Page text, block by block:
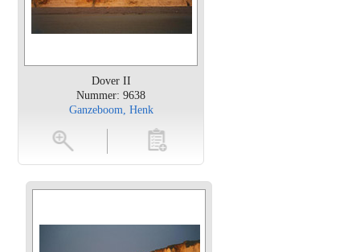
Dover II
Nummer: 9638
Ganzeboom, Henk
toevoegen